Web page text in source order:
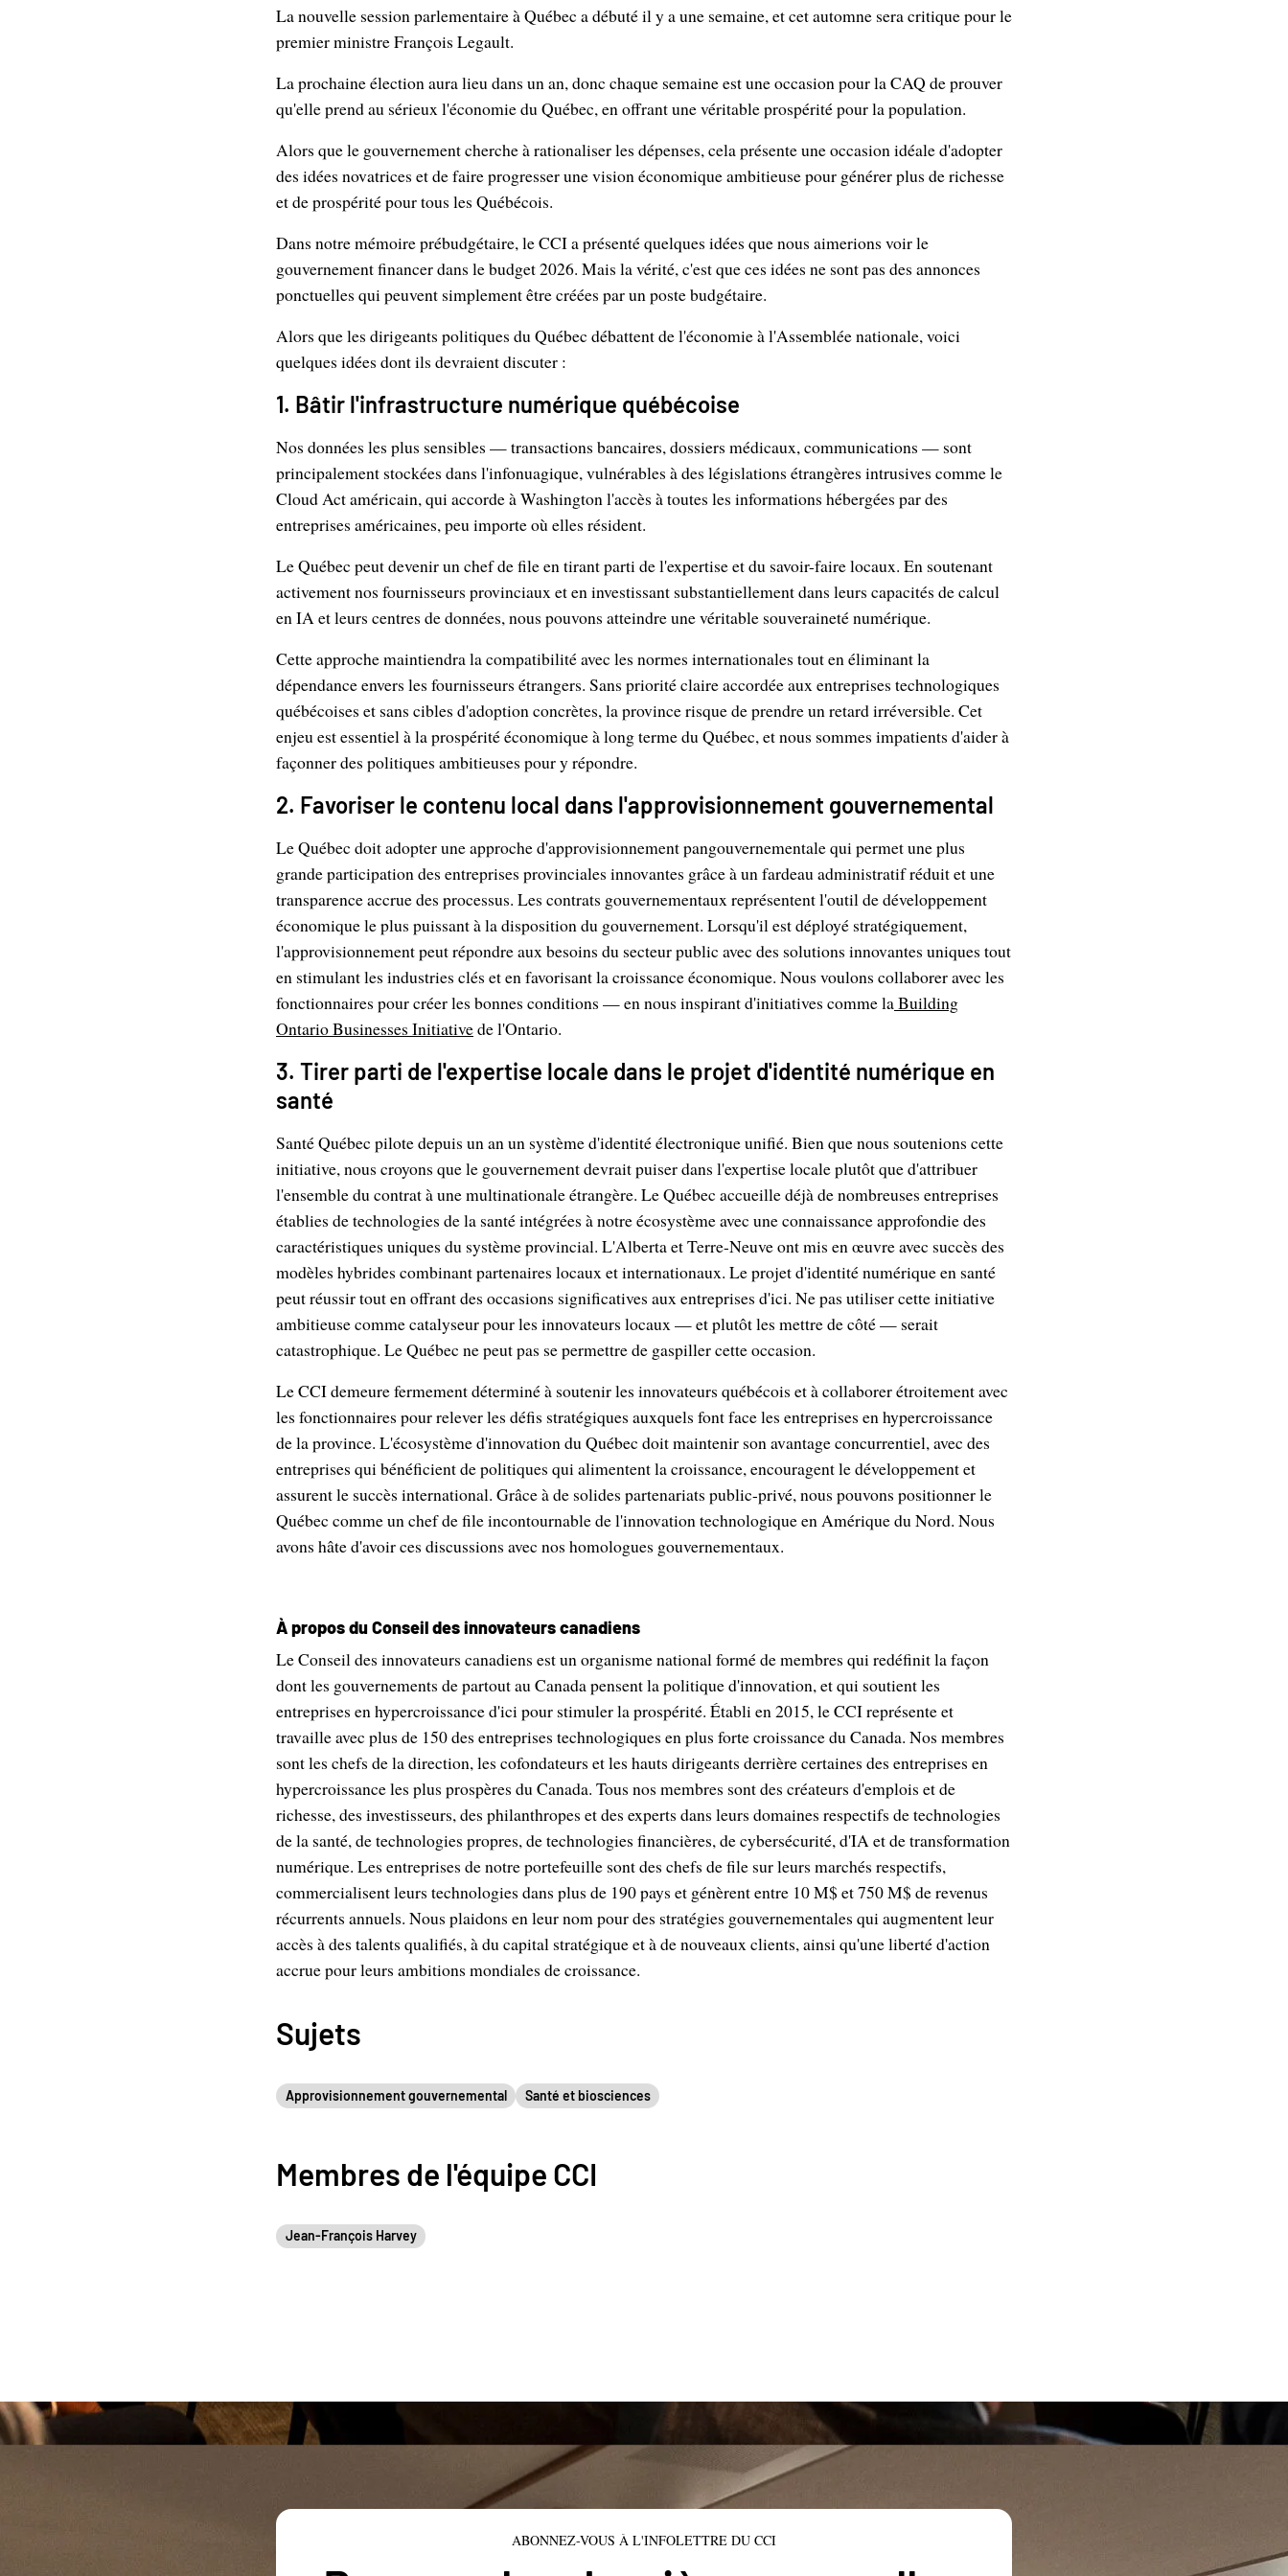
La nouvelle session parlementaire à Québec a débuté il y a une semaine, et cet automne sera critique pour le
premier ministre François Legault.
La prochaine élection aura lieu dans un an, donc chaque semaine est une occasion pour la CAQ de prouver
qu'elle prend au sérieux l'économie du Québec, en offrant une véritable prospérité pour la population.
Alors que le gouvernement cherche à rationaliser les dépenses, cela présente une occasion idéale d'adopter
des idées novatrices et de faire progresser une vision économique ambitieuse pour générer plus de richesse
et de prospérité pour tous les Québécois.
Dans notre mémoire prébudgétaire, le CCI a présenté quelques idées que nous aimerions voir le
gouvernement financer dans le budget 2026. Mais la vérité, c'est que ces idées ne sont pas des annonces
ponctuelles qui peuvent simplement être créées par un poste budgétaire.
Alors que les dirigeants politiques du Québec débattent de l'économie à l'Assemblée nationale, voici
quelques idées dont ils devraient discuter :
1. Bâtir l'infrastructure numérique québécoise
Nos données les plus sensibles — transactions bancaires, dossiers médicaux, communications — sont
principalement stockées dans l'infonuagique, vulnérables à des législations étrangères intrusives comme le
Cloud Act américain, qui accorde à Washington l'accès à toutes les informations hébergées par des
entreprises américaines, peu importe où elles résident.
Le Québec peut devenir un chef de file en tirant parti de l'expertise et du savoir-faire locaux. En soutenant
activement nos fournisseurs provinciaux et en investissant substantiellement dans leurs capacités de calcul
en IA et leurs centres de données, nous pouvons atteindre une véritable souveraineté numérique.
Cette approche maintiendra la compatibilité avec les normes internationales tout en éliminant la
dépendance envers les fournisseurs étrangers. Sans priorité claire accordée aux entreprises technologiques
québécoises et sans cibles d'adoption concrètes, la province risque de prendre un retard irréversible. Cet
enjeu est essentiel à la prospérité économique à long terme du Québec, et nous sommes impatients d'aider à
façonner des politiques ambitieuses pour y répondre.
2. Favoriser le contenu local dans l'approvisionnement gouvernemental
Le Québec doit adopter une approche d'approvisionnement pangouvernementale qui permet une plus
grande participation des entreprises provinciales innovantes grâce à un fardeau administratif réduit et une
transparence accrue des processus. Les contrats gouvernementaux représentent l'outil de développement
économique le plus puissant à la disposition du gouvernement. Lorsqu'il est déployé stratégiquement,
l'approvisionnement peut répondre aux besoins du secteur public avec des solutions innovantes uniques tout
en stimulant les industries clés et en favorisant la croissance économique. Nous voulons collaborer avec les
fonctionnaires pour créer les bonnes conditions — en nous inspirant d'initiatives comme laBuilding
Ontario Businesses Initiativede l'Ontario.
3. Tirer parti de l'expertise locale dans le projet d'identité numérique en
santé
Santé Québec pilote depuis un an un système d'identité électronique unifié. Bien que nous soutenions cette
initiative, nous croyons que le gouvernement devrait puiser dans l'expertise locale plutôt que d'attribuer
l'ensemble du contrat à une multinationale étrangère. Le Québec accueille déjà de nombreuses entreprises
établies de technologies de la santé intégrées à notre écosystème avec une connaissance approfondie des
caractéristiques uniques du système provincial. L'Alberta et Terre-Neuve ont mis en œuvre avec succès des
modèles hybrides combinant partenaires locaux et internationaux. Le projet d'identité numérique en santé
peut réussir tout en offrant des occasions significatives aux entreprises d'ici. Ne pas utiliser cette initiative
ambitieuse comme catalyseur pour les innovateurs locaux — et plutôt les mettre de côté — serait
catastrophique. Le Québec ne peut pas se permettre de gaspiller cette occasion.
Le CCI demeure fermement déterminé à soutenir les innovateurs québécois et à collaborer étroitement avec
les fonctionnaires pour relever les défis stratégiques auxquels font face les entreprises en hypercroissance
de la province. L'écosystème d'innovation du Québec doit maintenir son avantage concurrentiel, avec des
entreprises qui bénéficient de politiques qui alimentent la croissance, encouragent le développement et
assurent le succès international. Grâce à de solides partenariats public-privé, nous pouvons positionner le
Québec comme un chef de file incontournable de l'innovation technologique en Amérique du Nord. Nous
avons hâte d'avoir ces discussions avec nos homologues gouvernementaux.
À propos du Conseil des innovateurs canadiens
Le Conseil des innovateurs canadiens est un organisme national formé de membres qui redéfinit la façon
dont les gouvernements de partout au Canada pensent la politique d'innovation, et qui soutient les
entreprises en hypercroissance d'ici pour stimuler la prospérité. Établi en 2015, le CCI représente et
travaille avec plus de 150 des entreprises technologiques en plus forte croissance du Canada. Nos membres
sont les chefs de la direction, les cofondateurs et les hauts dirigeants derrière certaines des entreprises en
hypercroissance les plus prospères du Canada. Tous nos membres sont des créateurs d'emplois et de
richesse, des investisseurs, des philanthropes et des experts dans leurs domaines respectifs de technologies
de la santé, de technologies propres, de technologies financières, de cybersécurité, d'IA et de transformation
numérique. Les entreprises de notre portefeuille sont des chefs de file sur leurs marchés respectifs,
commercialisent leurs technologies dans plus de 190 pays et génèrent entre 10 M$ et 750 M$ de revenus
récurrents annuels. Nous plaidons en leur nom pour des stratégies gouvernementales qui augmentent leur
accès à des talents qualifiés, à du capital stratégique et à de nouveaux clients, ainsi qu'une liberté d'action
accrue pour leurs ambitions mondiales de croissance.
Sujets
Approvisionnement gouvernemental Santé et biosciences
Membres de l'équipe CCI
Jean-François Harvey
ABONNEZ-VOUS À L'INFOLETTRE DU CCI